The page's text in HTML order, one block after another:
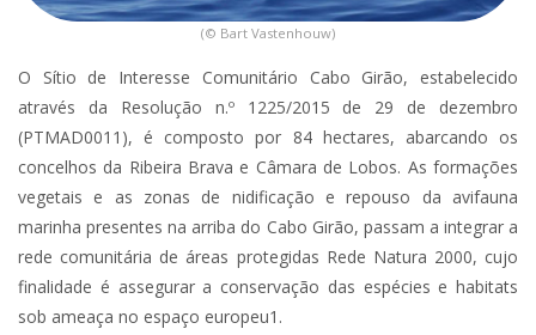
(© Bart Vastenhouw)
O Sítio de Interesse Comunitário Cabo Girão, estabelecido
através da Resolução n.º 1225/2015 de 29 de dezembro
(PTMAD0011), é composto por 84 hectares, abarcando os
concelhos da Ribeira Brava e Câmara de Lobos. As formações
vegetais e as zonas de nidificação e repouso da avifauna
marinha presentes na arriba do Cabo Girão, passam a integrar a
rede comunitária de áreas protegidas Rede Natura 2000, cujo
finalidade é assegurar a conservação das espécies e habitats
sob ameaça no espaço europeu1.